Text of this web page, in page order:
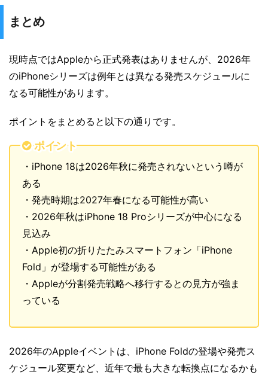
まとめ
現時点ではAppleから正式発表はありませんが、2026年
のiPhoneシリーズは例年とは異なる発売スケジュールに
なる可能性があります。
ポイントをまとめると以下の通りです。
ポイント
・iPhone 18は2026年秋に発売されないという噂が
ある
・発売時期は2027年春になる可能性が高い
・2026年秋はiPhone 18 Proシリーズが中心になる
見込み
・Apple初の折りたたみスマートフォン「iPhone
Fold」が登場する可能性がある
・Appleが分割発売戦略へ移行するとの見方が強ま
っている
2026年のAppleイベントは、iPhone Foldの登場や発売ス
ケジュール変更など、近年で最も大きな転換点になるかも